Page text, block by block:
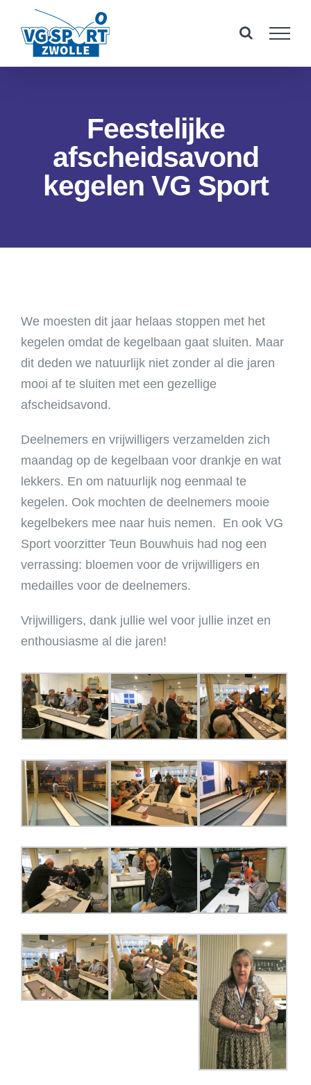
naar
Feestelijke
afscheidsavond
kegelen VG Sport
We moesten dit jaar helaas stoppen met het
kegelen omdat de kegelbaan gaat sluiten. Maar
dit deden we natuurlijk niet zonder al die jaren
mooi af te sluiten met een gezellige
afscheidsavond.
Deelnemers en vrijwilligers verzamelden zich
maandag op de kegelbaan voor drankje en wat
lekkers. En om natuurlijk nog eenmaal te
kegelen. Ook mochten de deelnemers mooie
kegelbekers mee naar huis nemen. En ook VG
Sport voorzitter Teun Bouwhuis had nog een
verrassing: bloemen voor de vrijwilligers en
medailles voor de deelnemers.
Vrijwilligers, dank jullie wel voor jullie inzet en
enthousiasme al die jaren!